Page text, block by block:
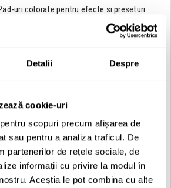
Detalii Despre
cookie-uri
scopuri precum afișarea de
sau pentru a analiza traficul. De
partenerilor de rețele sociale, de
informații cu privire la modul în
Aceștia le pot combina cu alte
uri colorate pentru efecte si preseturi
prin preseturi din encoder-ele
Functioneaza ca aplicatie independenta